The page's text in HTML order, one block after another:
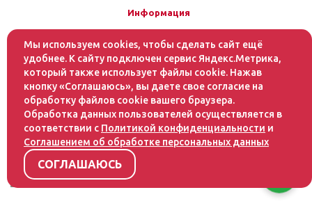
Информация
Условия оплаты
Условия доставки
Помощь
Статьи
Как оформить заказ
Мы используем cookies, чтобы сделать сайт ещё
удобнее. К сайту подключен сервис Яндекс.Метрика,
который также использует файлы cookie. Нажав
кнопку «Соглашаюсь», вы даете свое согласие на
обработку файлов cookie вашего браузера.
Обработка данных пользователей осуществляется в
соответствии с Политикой конфиденциальности и
Соглашением об обработке персональных данных
СОГЛАШАЮСЬ